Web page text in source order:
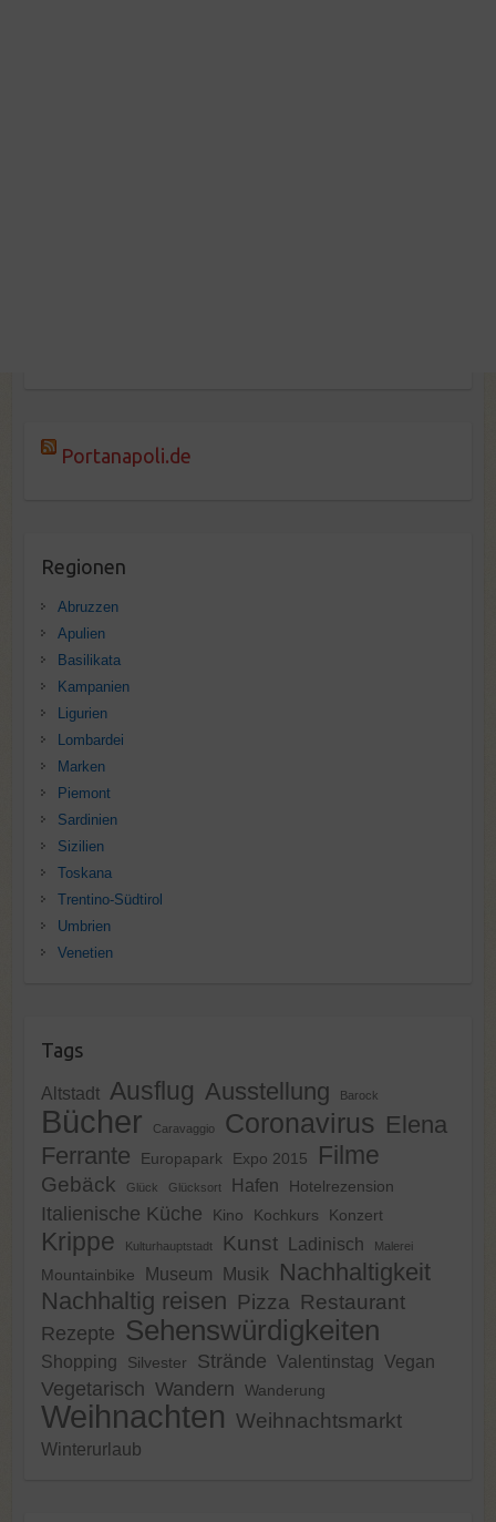
Portanapoli.de
Regionen
Abruzzen
Apulien
Basilikata
Kampanien
Ligurien
Lombardei
Marken
Piemont
Sardinien
Sizilien
Toskana
Trentino-Südtirol
Umbrien
Venetien
Tags
Altstadt Ausflug Ausstellung Barock
Bücher Caravaggio Coronavirus Elena
Ferrante
Europapark Expo 2015 Filme
Gebäck Glück Glücksort Hafen Hotelrezension
Italienische Küche Kino Kochkurs Konzert
Krippe Kulturhauptstadt Kunst Ladinisch Malerei
Mountainbike Museum Musik
Nachhaltigkeit
Nachhaltig reisen Pizza Restaurant
Rezepte Sehenswürdigkeiten
Shopping Silvester Strände Valentinstag Vegan
Vegetarisch Wandern Wanderung
Weihnachten Weihnachtsmarkt
Winterurlaub